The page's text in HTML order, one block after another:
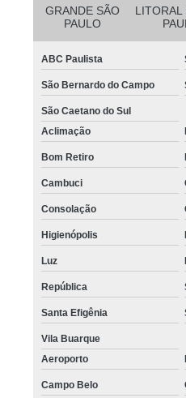
GRANDE SÃO
PAULO
LITORAL
ABC Paulista
São Bernardo do Campo
São Caetano do Sul
Aclimação
Bom Retiro
Cambuci
Consolação
Higienópolis
Luz
República
Santa Efigênia
Vila Buarque
Aeroporto
Campo Belo